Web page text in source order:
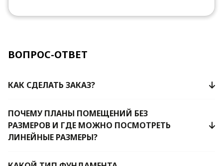
ВОПРОС-ОТВЕТ
КАК СДЕЛАТЬ ЗАКАЗ?
ПОЧЕМУ ПЛАНЫ ПОМЕЩЕНИЙ БЕЗ
РАЗМЕРОВ И ГДЕ МОЖНО ПОСМОТРЕТЬ
ЛИНЕЙНЫЕ РАЗМЕРЫ?